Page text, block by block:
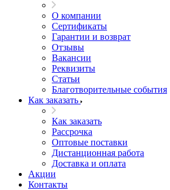
О компании
Сертификаты
Гарантии и возврат
Отзывы
Вакансии
Реквизиты
Статьи
Благотворительные события
Как заказать
Как заказать
Рассрочка
Оптовые поставки
Дистанционная работа
Доставка и оплата
Акции
Контакты